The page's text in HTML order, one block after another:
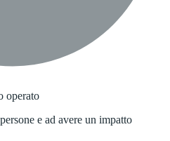
operato
e ad avere un impatto